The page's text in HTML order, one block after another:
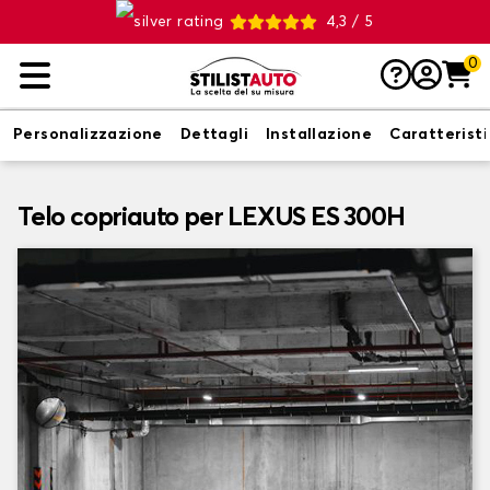
4,3 / 5
0
Personalizzazione Dettagli Installazione
Telo copriauto per LEXUS ES 300H